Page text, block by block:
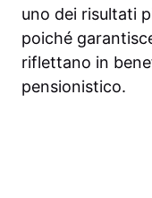
uno dei risultati
poiché
riflettano in
pensionistico.